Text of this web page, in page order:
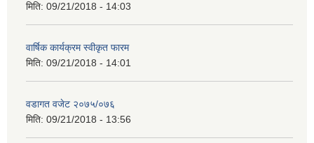
मिति: 09/21/2018 - 14:03
वार्षिक कार्यक्रम स्वीकृत फारम
मिति: 09/21/2018 - 14:01
वडागत वजेट २०७५/०७६
मिति: 09/21/2018 - 13:56